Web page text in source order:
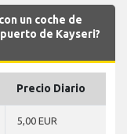
un coche de
de Kayseri?
Precio Diario
5,00 EUR